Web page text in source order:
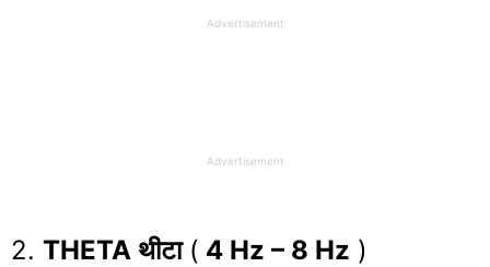
Advertisement
Advertisement
2. THETA थीटा( 4 Hz – 8 Hz )